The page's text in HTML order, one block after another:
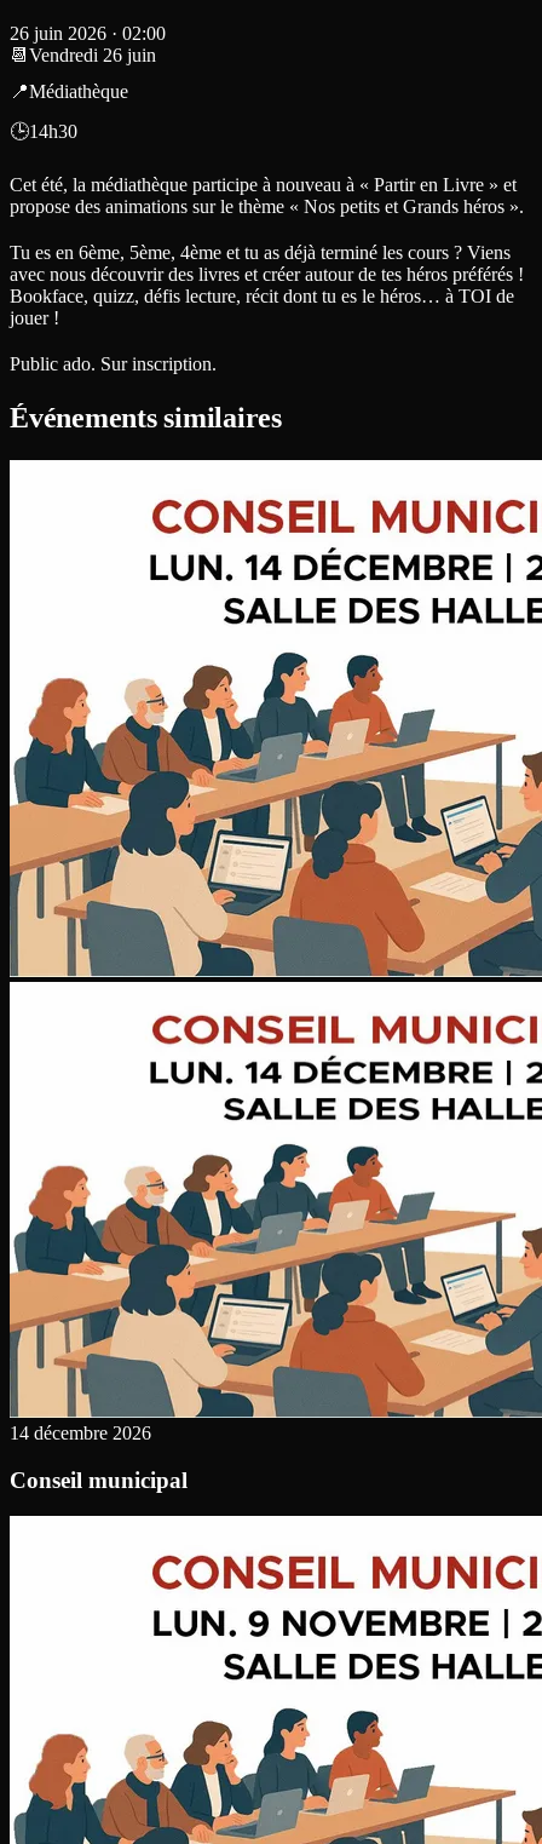
26 juin 2026 · 02:00
📆Vendredi 26 juin
📍Médiathèque
🕒14h30
Cet été, la médiathèque participe à nouveau à « Partir en Livre » et
propose des animations sur le thème « Nos petits et Grands héros ».
Tu es en 6ème, 5ème, 4ème et tu as déjà terminé les cours ? Viens
avec nous découvrir des livres et créer autour de tes héros préférés !
Bookface, quizz, défis lecture, récit dont tu es le héros… à TOI de
jouer !
Public ado. Sur inscription.
Événements similaires
14 décembre 2026
Conseil municipal